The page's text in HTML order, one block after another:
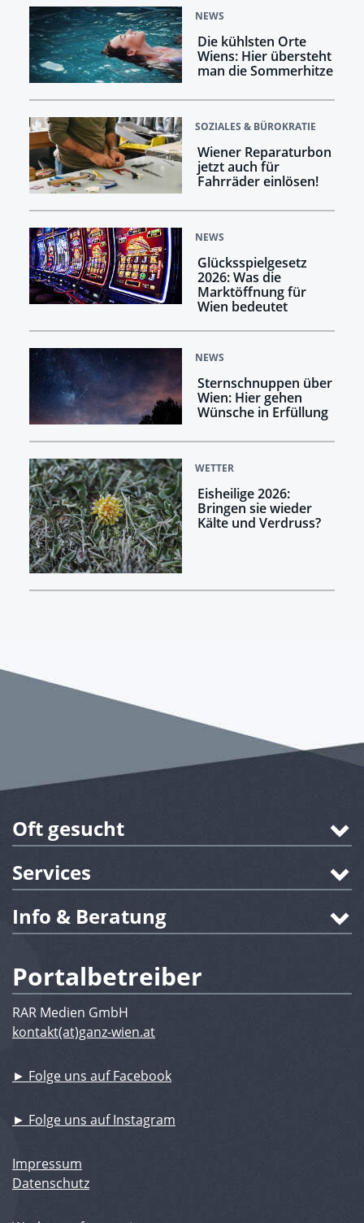
NEWS
Die kühlsten Orte
Wiens: Hier übersteht
man die Sommerhitze
SOZIALES & BÜROKRATIE
Wiener Reparaturbon
jetzt auch für
Fahrräder einlösen!
NEWS
Glücksspielgesetz
2026: Was die
Marktöffnung für
Wien bedeutet
NEWS
Sternschnuppen über
Wien: Hier gehen
Wünsche in Erfüllung
WETTER
Eisheilige 2026:
Bringen sie wieder
Kälte und Verdruss?
Oft gesucht
Services
Info & Beratung
Portalbetreiber
RAR Medien GmbH
kontakt(at)ganz-wien.at
► Folge uns auf Facebook
► Folge uns auf Instagram
Impressum
Datenschutz